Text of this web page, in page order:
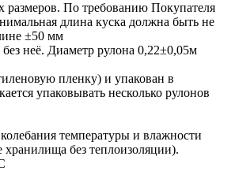
размеров. По требованию Покупателя
длина куска должна быть не
±50 мм
неё. Диаметр рулона 0,22±0,05м
пленку) и упакован в
упаковывать несколько рулонов
температуры и влажности
хранилища без теплоизоляции).